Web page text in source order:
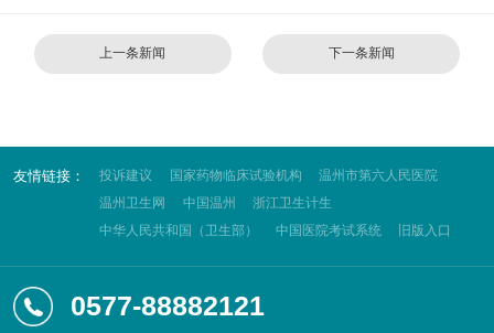
上一条新闻 下一条新闻
友情链接： 投诉建议 国家药物临床试验机构
温州市第六人民医院
温州卫生网
中国温州
浙江卫生计生
中华人民共和国（卫生部）
中国医院考试系统 旧版入口
0577-88882121